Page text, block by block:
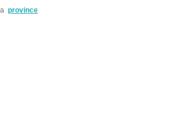
province